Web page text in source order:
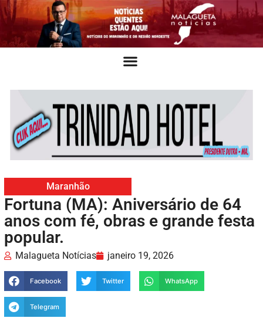
Maranhão
Fortuna (MA): Aniversário de 64
anos com fé, obras e grande festa
popular.
Malagueta Notícias janeiro 19, 2026
Facebook Twitter WhatsApp
Telegram